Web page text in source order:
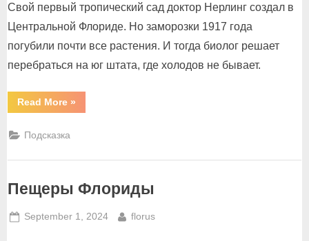
Свой первый тропический сад доктор Нерлинг создал в
Центральной Флориде. Но заморозки 1917 года
погубили почти все растения. И тогда биолог решает
перебраться на юг штата, где холодов не бывает.
Read More“Флоридский
Неаполь
сад
и
»
Подсказка
Пещеры Флориды
Posted
September 1, 2024 By
florus